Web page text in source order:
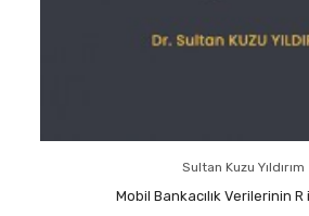
Sultan Kuzu Yıldırım
Mobil Bankacılık Verilerinin